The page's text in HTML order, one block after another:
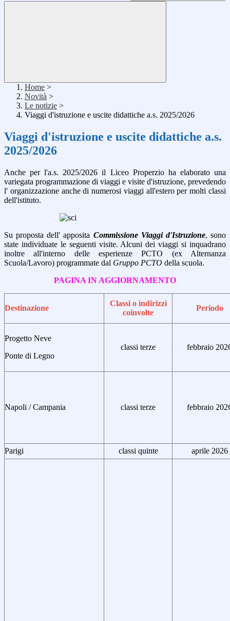
Home >
Novità >
Le notizie >
Viaggi d'istruzione e uscite didattiche a.s. 2025/2026
Viaggi d'istruzione e uscite didattiche a.s.
2025/2026
Anche per l'a.s. 2025/2026 il Liceo Properzio ha elaborato una
variegata programmazione di viaggi e visite d'istruzione, prevedendo
l' organizzazione anche di numerosi viaggi all'estero per molti classi
dell'istituto.
Su proposta dell' apposita Commissione Viaggi d'Istruzione, sono
state individuate le seguenti visite. Alcuni dei viaggi si inquadrano
inoltre all'interno delle esperienze PCTO (ex Alternanza
Scuola/Lavoro) programmate dal Gruppo PCTO della scuola.
PAGINA IN AGGIORNAMENTO
Destinazione
Classi o indirizzi
coinvolte
Periodo
Progetto Neve
Ponte di Legno
classi terze febbraio
Napoli / Campania classi terze febbraio
Parigi classi quinte aprile 2026